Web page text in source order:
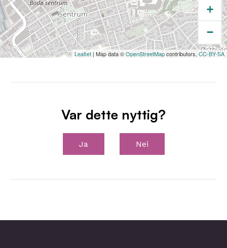
gange (ca. 800 meter) fra Bodø sentrum,
havnen, restauranter, butikker og
avgangssteder for ferger og kystruter.
+
−
Leaflet| Map data ©OpenStreetMapcontributors, CC-BY-SA
Var dette nyttig?
Ja Nei